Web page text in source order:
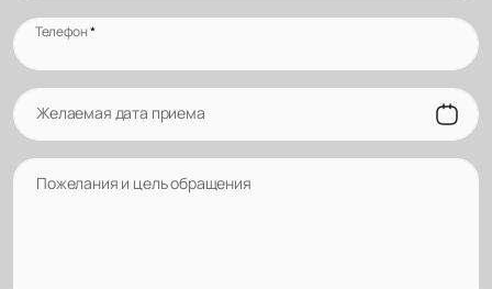
Телефон*
Желаемая дата приема
Пожелания и цель обращения